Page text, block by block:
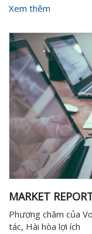
Xem thêm
MARKET
Phương châm của
tác, Hài hòa lợi ích